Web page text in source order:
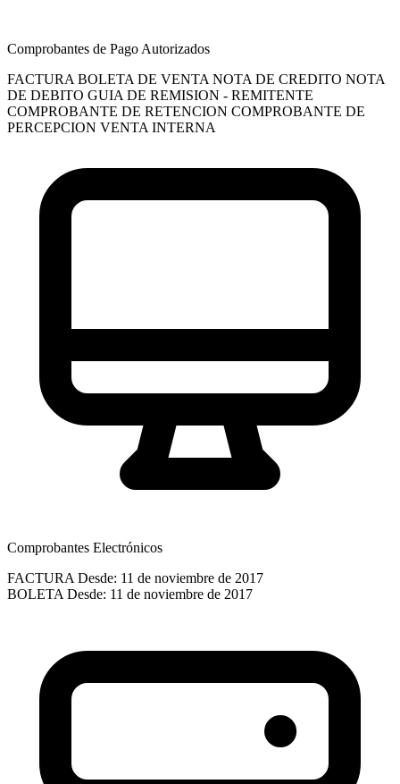
Comprobantes de Pago Autorizados
FACTURA BOLETA DE VENTA NOTA DE CREDITO NOTA
DE DEBITO GUIA DE REMISION - REMITENTE
COMPROBANTE DE RETENCION COMPROBANTE DE
PERCEPCION VENTA INTERNA
Comprobantes Electrónicos
FACTURA Desde: 11 de noviembre de 2017
BOLETA Desde: 11 de noviembre de 2017